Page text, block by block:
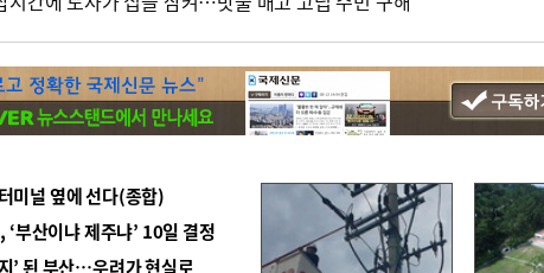
미널 옆에 선다(종합)
부산이냐 제주냐’ 10일 결정
’ 된 부산…우려가 현실로